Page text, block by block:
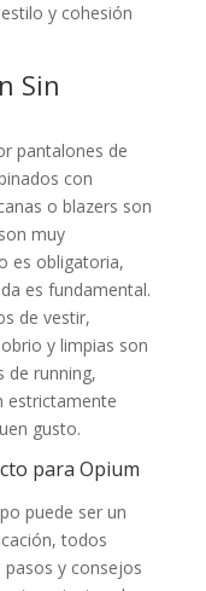
y cohesión
Sin
pantalones de
con
o blazers son
muy
es obligatoria,
es fundamental.
de vestir,
y limpias son
de running,
estrictamente
gusto.
para Opium
puede ser un
todos
y consejos